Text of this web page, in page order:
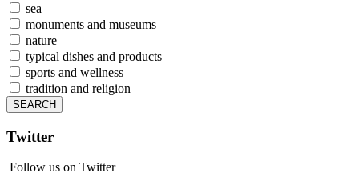
sea
monuments and museums
nature
typical dishes and products
sports and wellness
tradition and religion
Twitter
Follow us on Twitter